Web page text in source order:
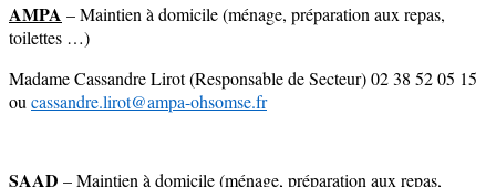
AMPA – Maintien à domicile (ménage, préparation aux repas,
toilettes …)
Madame Cassandre Lirot (Responsable de Secteur) 02 38 52 05 15
ou cassandre.lirot@ampa-ohsomse.fr
SAAD – Maintien à domicile (ménage, préparation aux repas,